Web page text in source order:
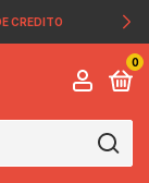
CREDITO
0